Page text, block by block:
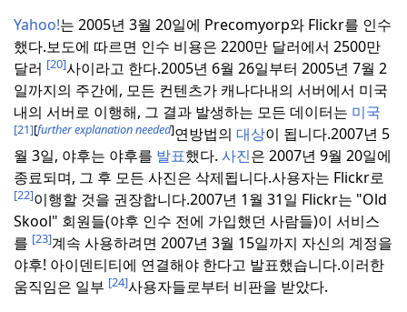
Yahoo!는 2005년 3월 20일에 Precomyorp와 Flickr를 인수
했다.보도에 따르면 인수 비용은 2200만 달러에서 2500만
달러 [20]사이라고 한다.2005년 6월 26일부터 2005년 7월 2
일까지의 주간에, 모든 컨텐츠가 캐나다내의 서버에서 미국
내의 서버로 이행해, 그 결과 발생하는 모든 데이터는 미국
[21][further explanation needed]연방법의 대상이 됩니다.2007년 5
월 3일, 야후는 야후를 발표했다. 사진은 2007년 9월 20일에
종료되며, 그 후 모든 사진은 삭제됩니다.사용자는 Flickr로
[22]이행할 것을 권장합니다.2007년 1월 31일 Flickr는 "Old
Skool" 회원들(야후 인수 전에 가입했던 사람들)이 서비스
를 [23]계속 사용하려면 2007년 3월 15일까지 자신의 계정을
야후! 아이덴티티에 연결해야 한다고 발표했습니다.이러한
움직임은 일부 [24]사용자들로부터 비판을 받았다.